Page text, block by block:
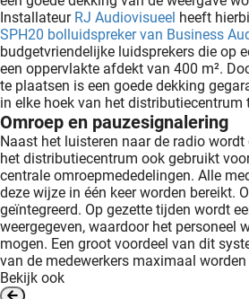
Installateur RJ Audiovisueel heeft
SPH20 bolluidspreker van Business
budgetvriendelijke luidsprekers die op
een oppervlakte afdekt van 400 m².
te plaatsen is een goede dekking
in elke hoek van het distributiecentrum
Omroep en pauzesignalering
Naast het luisteren naar de radio
het distributiecentrum ook gebruikt
centrale omroepmededelingen. Alle
deze wijze in één keer worden bereikt.
geïntegreerd. Op gezette tijden wordt
weergegeven, waardoor het personeel
mogen. Een groot voordeel van dit
van de medewerkers maximaal worden
Bekijk ook